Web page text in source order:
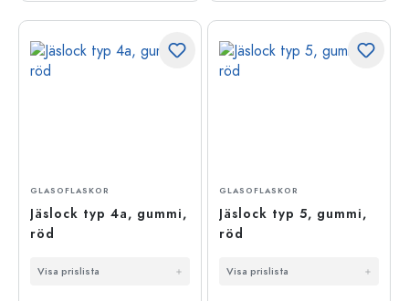
GLASOFLASKOR
Jäslock typ 4a, gummi,
röd
Visa prislista
GLASOFLASKOR
Jäslock typ 5, gummi,
röd
Visa prislista